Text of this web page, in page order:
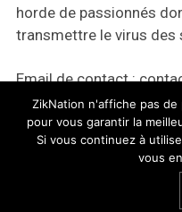
horde de passionnés
transmettre le virus des
Email de contact :
ZikNation n'affiche pas
pour vous garantir la
Si vous continuez à
vous